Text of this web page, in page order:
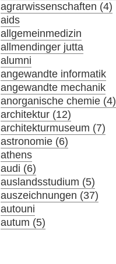
agrarwissenschaften (4)
aids
allgemeinmedizin
allmendinger jutta
alumni
angewandte informatik
angewandte mechanik
anorganische chemie (4)
architektur (12)
architekturmuseum (7)
astronomie (6)
athens
audi (6)
auslandsstudium (5)
auszeichnungen (37)
autouni
autum (5)